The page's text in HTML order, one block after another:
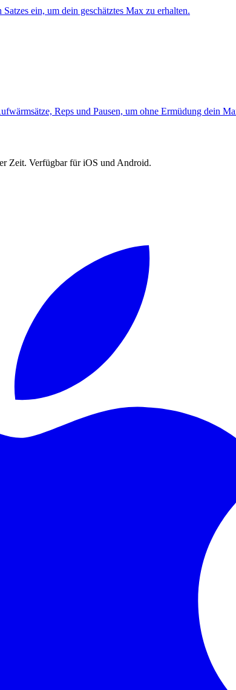
ein, um dein geschätztes Max zu erhalten.
Reps und Pausen, um ohne Ermüdung dein
Zeit. Verfügbar für iOS und Android.